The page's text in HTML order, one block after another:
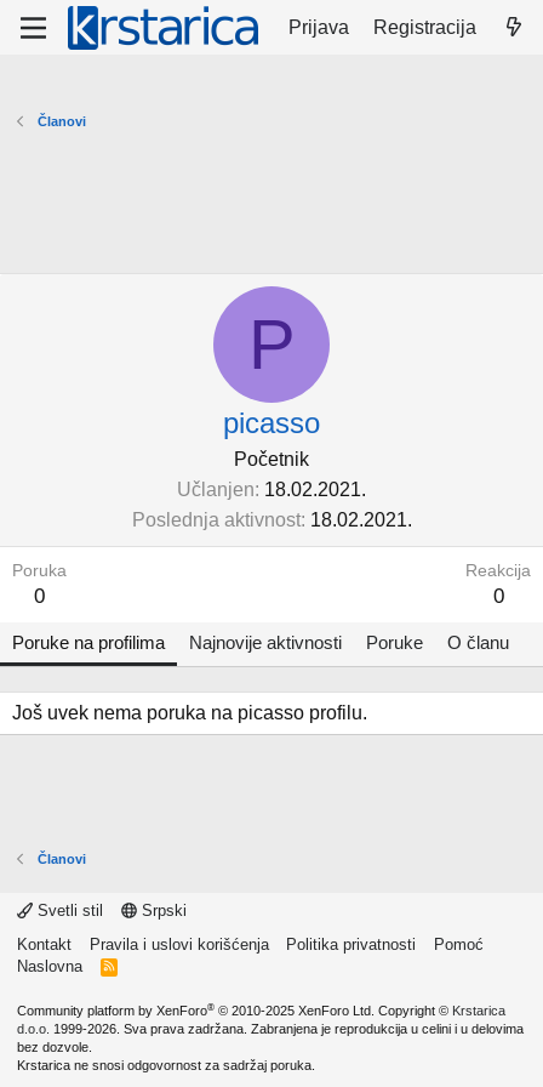
Prijava Registracija
Članovi
P
picasso
Početnik
Učlanjen 18.02.2021.
Poslednja aktivnost 18.02.2021.
Poruka
0
Reakcija
0
Poruke na profilima Najnovije aktivnosti Poruke O članu
Još uvek nema poruka na picasso profilu.
Članovi
Svetli stil
Srpski
Kontakt
Pravila i uslovi korišćenja Politika privatnosti
Pomoć
Naslovna
R
Community platform by XenForo® © 2010-2025 XenForo Ltd. Copyright © Krstarica
d.o.o. 1999-2026. Sva prava zadržana. Zabranjena je reprodukcija u celini i u delovima
bez dozvole.
Krstarica ne snosi odgovornost za sadržaj poruka.